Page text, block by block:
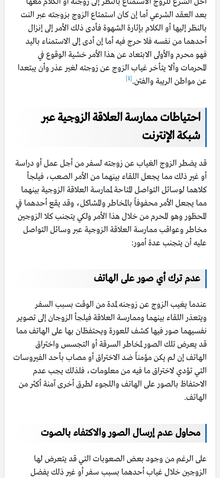
بعد العقد الشرعي أما إن كان استمتاع الزوج بزوجته عبر النت
بالنظر إليها أو الكلام بإثارة الشهوة فأدى ذلك الأمر إلى إنزال
أحدهما من نفسه فلا حرج فيه أما إن أدى إلى الاستمناء باليد
فهو محرم والأولى الابتعاد عن هذا الأمر خشية الوقوع في
المحرمات وألا يتأخر غياب الزوج عن زوجته لغير عذر وأن يبتعدا
عن مواطن الريبة والفتن.[1]
احتياطات ممارسة العلاقة الزوجية عبر
شبكة الإنترنت
قد يضطر الزوج الغياب عن زوجته لسفر من أجل عمل أو دراسة
أو غير ذلك مما يجعل اللقاء بينهما من الأمر الصعب، فيلجأ
كلاهما لوسائل التواصل المتاحة لممارسة العلاقة الزوجية بينهما
مما يجعل الأمر محفوفاً بالمخاطر والمشاكل، وقد يقع أحدهما في
المحظور وهو المحرم من خلال هذا الأمر ولكي يتجنب كلا الزوجين
مخاطر وعواقب ممارسة العلاقة الزوجية عبر وسائل التواصل
عليه أن يتجنب عدة أمور:
عدم ترك أي صور على الهاتف
عندما يغيب الزوج عن زوجنه لمدة من الوقت بسبب السفر
ويتعذر اللقاء بينهما وممارسة العلاقة فيلجأ الزوجان إلى تصوير
نفسيهما صور فيها كشف للعورة ويحتفظان بها على الهاتف مما
قد يعرض تلك الصور لمخاطر السرقة أو التجسس واختراق
الهاتف إن لم يكن مؤمناً ضد الاختراق أو مصاب بأحد الفيروسات
التي تؤدي لاختراق ما فيه من معلومات، فلذلك يجب عدم
الاحتفاظ بالصور على الهاتف واللجوء لطرق أخرى آمنة أكثر من
الهاتف.
محاول عدم إرسال الصور والاكتفاء بالصوت
على الرغم من وجود بعض الصعوبات التي قد يتعرض لها
الزوجين خلال غياب أحدهما بسبب سفر أو غير ذلك يفضل